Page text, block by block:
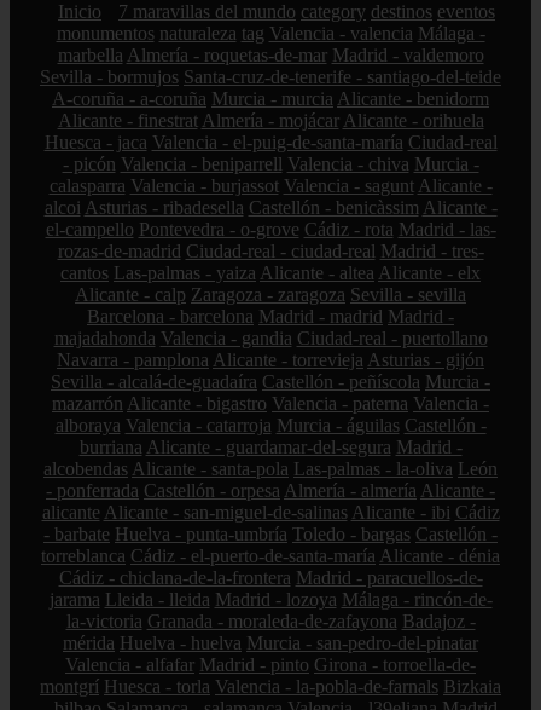
Inicio 7 maravillas del mundo category destinos eventos
monumentos naturaleza tag Valencia - valencia Málaga -
marbella Almería - roquetas-de-mar Madrid - valdemoro
Sevilla - bormujos Santa-cruz-de-tenerife - santiago-del-teide
A-coruña - a-coruña Murcia - murcia Alicante - benidorm
Alicante - finestrat Almería - mojácar Alicante - orihuela
Huesca - jaca Valencia - el-puig-de-santa-maría Ciudad-real
- picón Valencia - beniparrell Valencia - chiva Murcia -
calasparra Valencia - burjassot Valencia - sagunt Alicante -
alcoi Asturias - ribadesella Castellón - benicàssim Alicante -
el-campello Pontevedra - o-grove Cádiz - rota Madrid - las-
rozas-de-madrid Ciudad-real - ciudad-real Madrid - tres-
cantos Las-palmas - yaiza Alicante - altea Alicante - elx
Alicante - calp Zaragoza - zaragoza Sevilla - sevilla
Barcelona - barcelona Madrid - madrid Madrid -
majadahonda Valencia - gandia Ciudad-real - puertollano
Navarra - pamplona Alicante - torrevieja Asturias - gijón
Sevilla - alcalá-de-guadaíra Castellón - peñíscola Murcia -
mazarrón Alicante - bigastro Valencia - paterna Valencia -
alboraya Valencia - catarroja Murcia - águilas Castellón -
burriana Alicante - guardamar-del-segura Madrid -
alcobendas Alicante - santa-pola Las-palmas - la-oliva León
- ponferrada Castellón - orpesa Almería - almería Alicante -
alicante Alicante - san-miguel-de-salinas Alicante - ibi Cádiz
- barbate Huelva - punta-umbría Toledo - bargas Castellón -
torreblanca Cádiz - el-puerto-de-santa-maría Alicante - dénia
Cádiz - chiclana-de-la-frontera Madrid - paracuellos-de-
jarama Lleida - lleida Madrid - lozoya Málaga - rincón-de-
la-victoria Granada - moraleda-de-zafayona Badajoz -
mérida Huelva - huelva Murcia - san-pedro-del-pinatar
Valencia - alfafar Madrid - pinto Girona - torroella-de-
montgrí Huesca - torla Valencia - la-pobla-de-farnals Bizkaia